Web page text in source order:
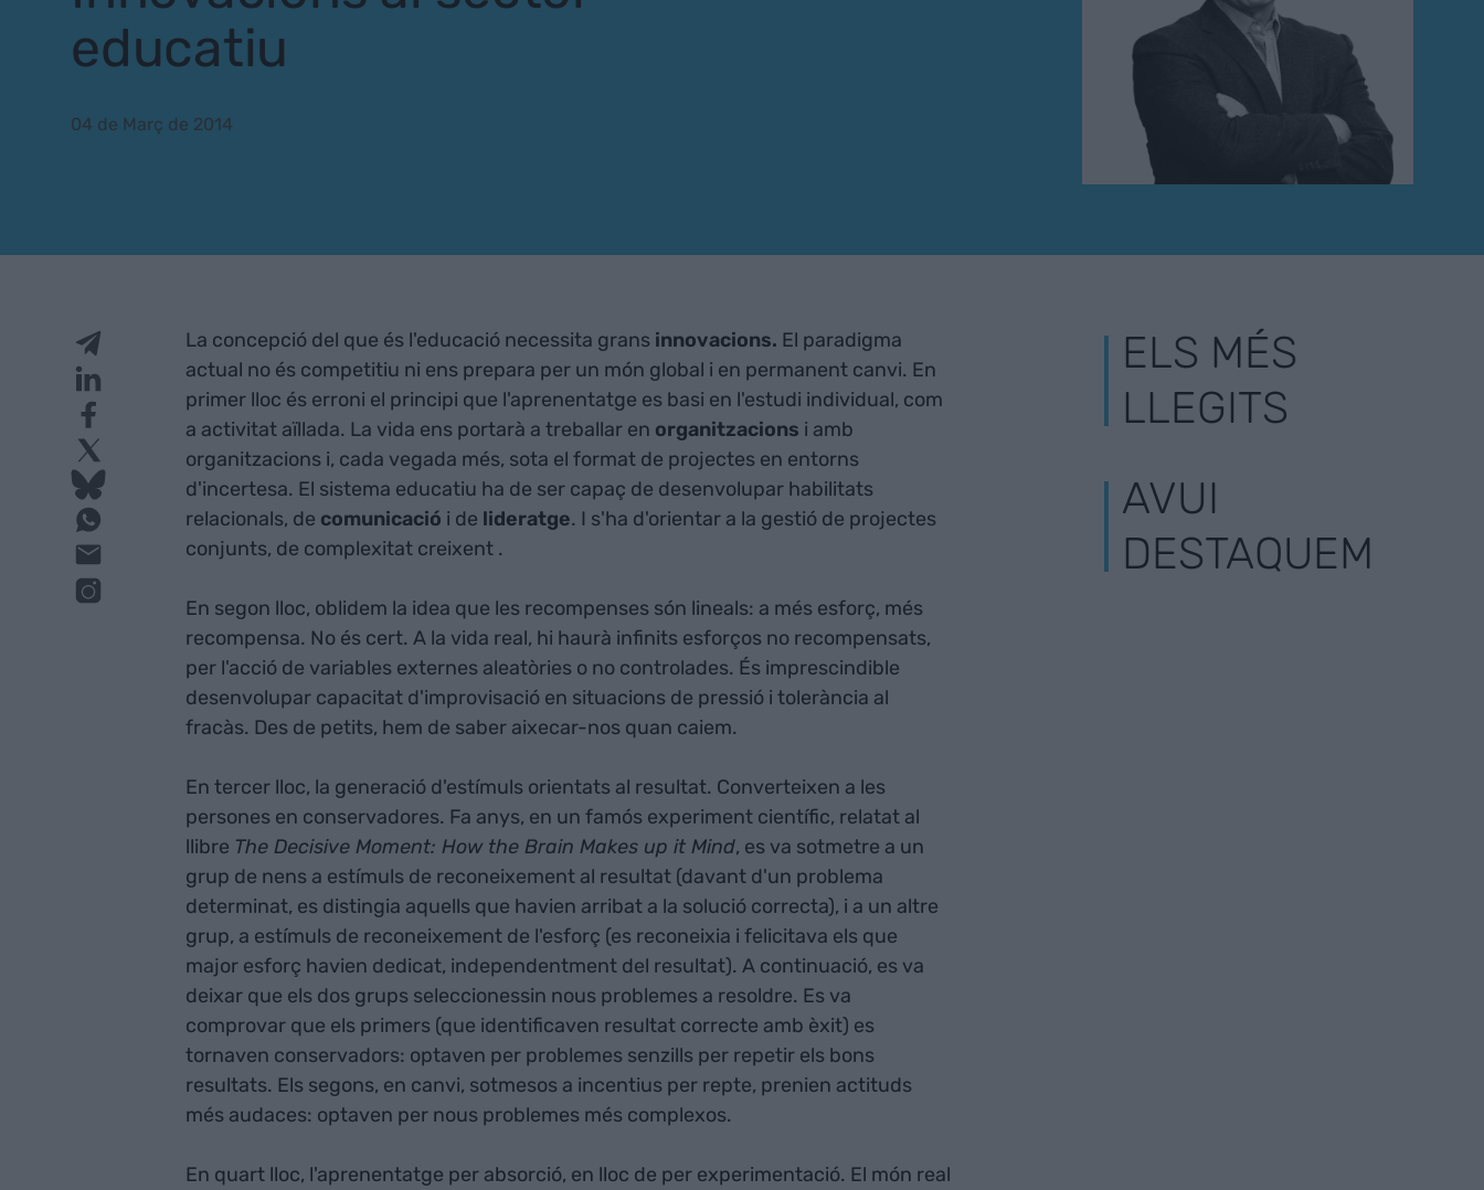
educatiu
04 de Març de 2014
La concepció del que és l'educació necessita grans innovacions. El paradigma
actual no és competitiu ni ens prepara per un món global i en permanent canvi. En
primer lloc és erroni el principi que l'aprenentatge es basi en l'estudi individual, com
a activitat aïllada. La vida ens portarà a treballar en organitzacions i amb
organitzacions i, cada vegada més, sota el format de projectes en entorns
d'incertesa. El sistema educatiu ha de ser capaç de desenvolupar habilitats
relacionals, de comunicació i de lideratge. I s'ha d'orientar a la gestió de projectes
conjunts, de complexitat creixent .
En segon lloc, oblidem la idea que les recompenses són lineals: a més esforç, més
recompensa. No és cert. A la vida real, hi haurà infinits esforços no recompensats,
per l'acció de variables externes aleatòries o no controlades. És imprescindible
desenvolupar capacitat d'improvisació en situacions de pressió i tolerància al
fracàs. Des de petits, hem de saber aixecar-nos quan caiem.
En tercer lloc, la generació d'estímuls orientats al resultat. Converteixen a les
persones en conservadores. Fa anys, en un famós experiment científic, relatat al
llibre The Decisive Moment: How the Brain Makes up it Mind, es va sotmetre a un
grup de nens a estímuls de reconeixement al resultat (davant d'un problema
determinat, es distingia aquells que havien arribat a la solució correcta), i a un altre
grup, a estímuls de reconeixement de l'esforç (es reconeixia i felicitava els que
major esforç havien dedicat, independentment del resultat). A continuació, es va
deixar que els dos grups seleccionessin nous problemes a resoldre. Es va
comprovar que els primers (que identificaven resultat correcte amb èxit) es
tornaven conservadors: optaven per problemes senzills per repetir els bons
resultats. Els segons, en canvi, sotmesos a incentius per repte, prenien actituds
més audaces: optaven per nous problemes més complexos.
En quart lloc, l'aprenentatge per absorció, en lloc de per experimentació. El món real
ELS MÉS
LLEGITS
AVUI
DESTAQUEM